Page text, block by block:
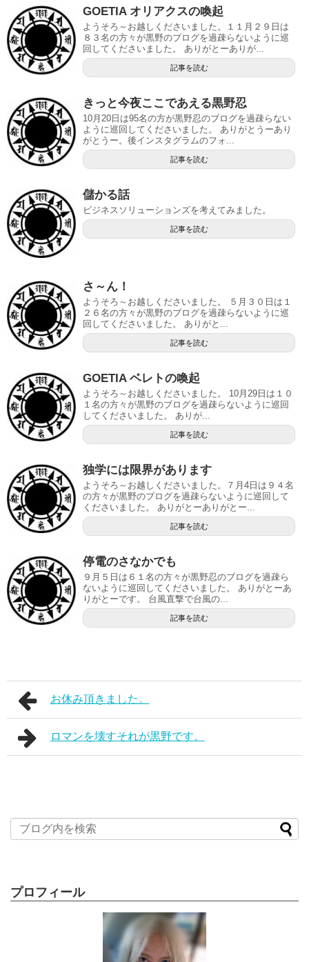
GOETIA オリアクスの喚起
ようそろ～お越しくださいました。１１月２９日は
８３名の方々が黒野のブログを過疎らないように巡
回してくださいました。 ありがとーありが...
記事を読む
きっと今夜ここであえる黒野忍
10月20日は95名の方が黒野忍のブログを過疎らない
ように巡回してくださいました。 ありがとうーあり
がとうー。後インスタグラムのフォ...
記事を読む
儲かる話
ビジネスソリューションズを考えてみました。
記事を読む
さ～ん！
ようそろ～お越しくださいました。 ５月３０日は１
２６名の方々が黒野のブログを過疎らないように巡
回してくださいました。 ありがと...
記事を読む
GOETIA ベレトの喚起
ようそろ～お越しくださいました。 10月29日は１０
１名の方々が黒野のブログを過疎らないように巡回
してくださいました。 ありが...
記事を読む
独学には限界があります
ようそろ～お越しくださいました。７月4日は９４名
の方々が黒野のブログを過疎らないように巡回して
くださいました。 ありがとーありがとー...
記事を読む
停電のさなかでも
９月５日は６１名の方々が黒野忍のブログを過疎ら
ないように巡回してくださいました。 ありがとーあ
りがとーです。 台風直撃で台風の...
記事を読む
お休み頂きました。
ロマンを壊すそれが黒野です。
プロフィール